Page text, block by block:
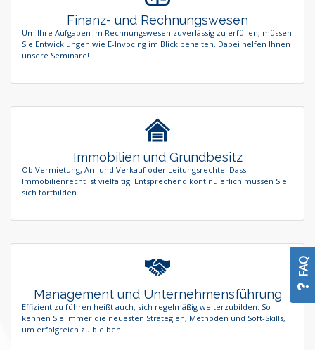
Finanz- und Rechnungswesen
Um Ihre Aufgaben im Rechnungswesen zuverlässig zu erfüllen, müssen
Sie Entwicklungen wie E-Invocing im Blick behalten. Dabei helfen Ihnen
unsere Seminare!
Immobilien und Grundbesitz
Ob Vermietung, An- und Verkauf oder Leitungsrechte: Dass
Immobilienrecht ist vielfältig. Entsprechend kontinuierlich müssen Sie
sich fortbilden.
Management und Unternehmensführung
Effizient zu führen heißt auch, sich regelmäßig weiterzubilden: So
kennen Sie immer die neuesten Strategien, Methoden und Soft-Skills,
um erfolgreich zu bleiben.
FAQ